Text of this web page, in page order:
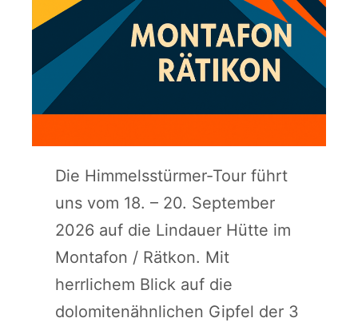
Die Himmelsstürmer-Tour führt
uns vom 18. – 20. September
2026 auf die Lindauer Hütte im
Montafon / Rätkon. Mit
herrlichem Blick auf die
dolomitenähnlichen Gipfel der 3